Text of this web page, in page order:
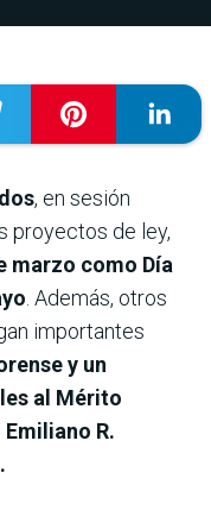
, en sesión
proyectos de ley,
marzo como Día
. Además, otros
importantes
y un
al Mérito
R.